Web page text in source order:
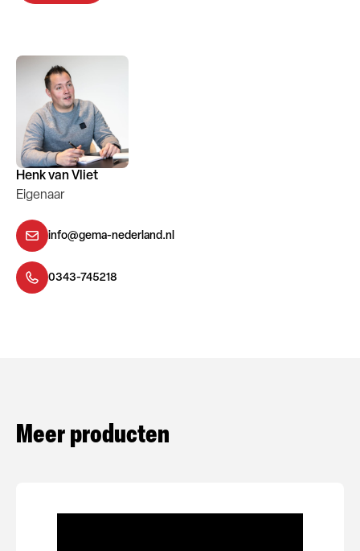
Henk van Vliet
Eigenaar
info@gema-nederland.nl
0343-745218
Meer producten